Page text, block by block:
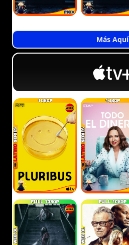
Más Aquí